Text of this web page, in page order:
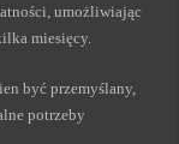
umożliwiając
miesięcy.
być przemyślany,
potrzeby